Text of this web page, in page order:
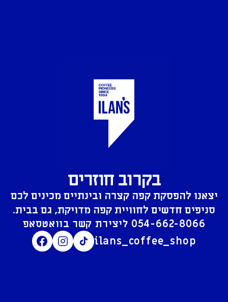
בקרוב חוזרים
יצאנו להפסקת קפה קצרה ובינתיים מכינים לכם
סניפים חדשים לחוויית קפה מדויקת, גם בבית.
054-662-8066
ilans_coffee_shop